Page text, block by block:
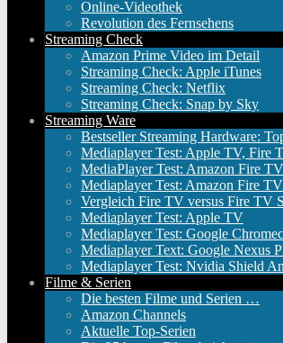
Online-Videothek
Revolution des Fernsehens
Streaming Check
Amazon Prime Video im Detail
Streaming Check: Apple iTunes
Streaming Check: Netflix
Streaming Check: Snap by Sky
Streaming Ware
Bestseller Streaming Hardware:
Mediaplayer Test: Apple TV, Fire
MediaPlayer Test: Amazon Fire TV
Mediaplayer Test: Amazon Fire
Vergleich Fire TV versus Fire TV
Mediaplayer Test: Apple TV
Mediaplayer Test: Google
Mediaplayer Text: Google Nexus
Mediaplayer Test: Nvidia Shield
Filme & Serien
Die besten Filme und Serien …
Amazon Channels
Aktuelle Top-Serien